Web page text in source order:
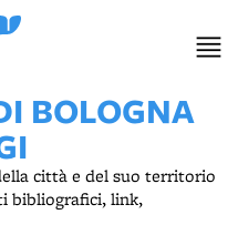
BOLOGNA
città e del suo territorio
bibliografici, link,